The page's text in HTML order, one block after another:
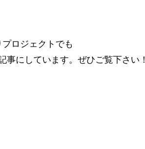
ロジェクトでも
事にしています。ぜひご覧下さい！